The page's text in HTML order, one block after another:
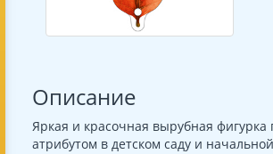
Описание
Яркая и красочная вырубная
атрибутом в детском саду и